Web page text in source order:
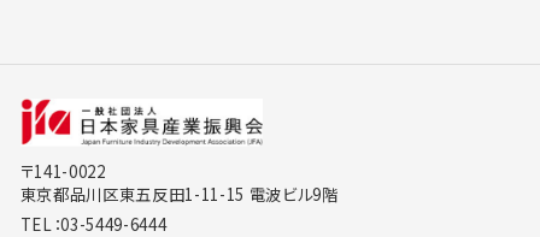
〒141-0022
東京都品川区東五反田1-11-15 電波ビル9階
TEL：03-5449-6444